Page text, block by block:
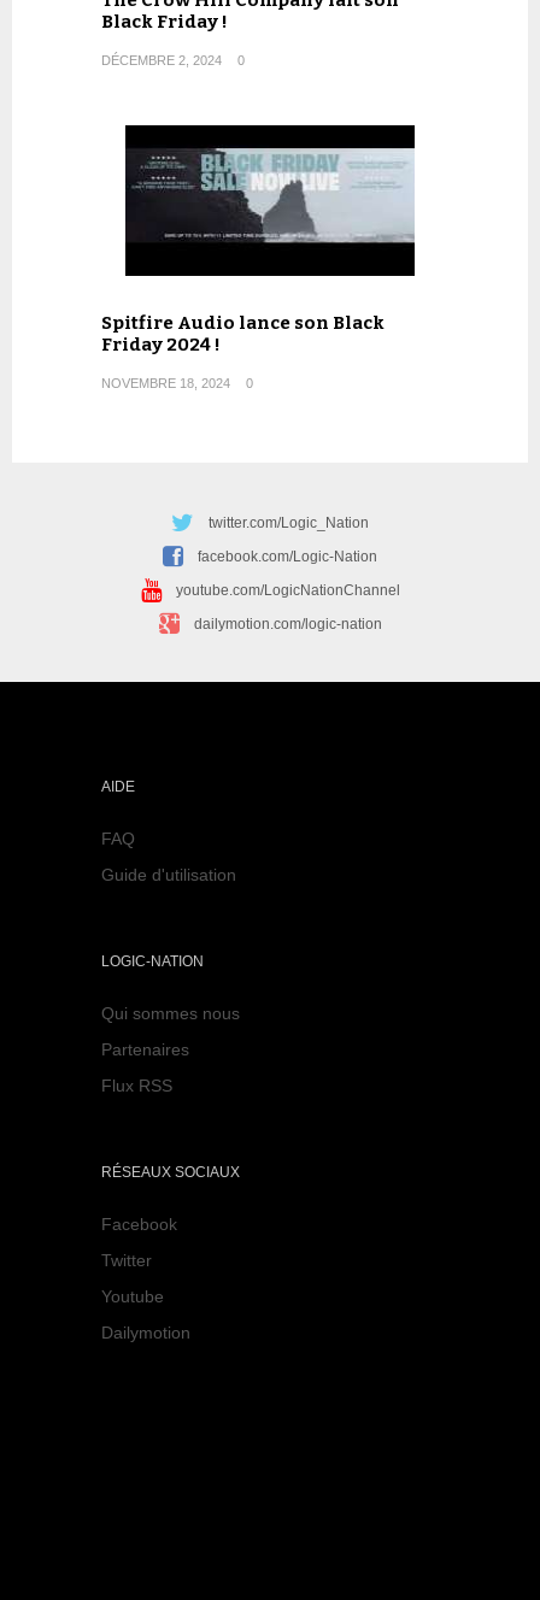
Black Friday !
DÉCEMBRE 2, 2024 0
Spitfire Audio lance son Black
Friday 2024 !
NOVEMBRE 18, 2024 0
twitter.com/Logic_Nation
facebook.com/Logic-Nation
youtube.com/LogicNationChannel
dailymotion.com/logic-nation
AIDE
FAQ
Guide d'utilisation
LOGIC-NATION
Qui sommes nous
Partenaires
Flux RSS
RÉSEAUX SOCIAUX
Facebook
Twitter
Youtube
Dailymotion